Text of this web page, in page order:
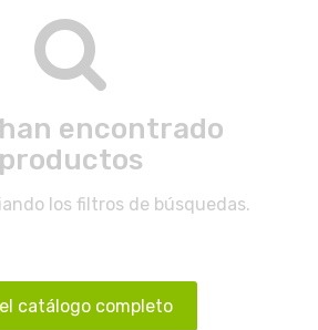
encontrado
productos
los filtros de búsquedas.
catálogo completo